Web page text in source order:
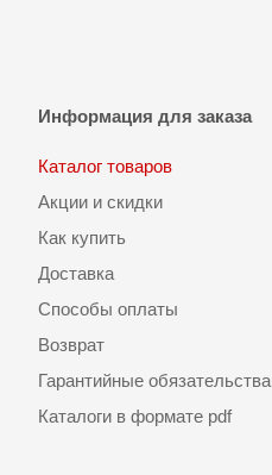
Информация для заказа
Каталог товаров
Акции и скидки
Как купить
Доставка
Способы оплаты
Возврат
Гарантийные обязательства
Каталоги в формате pdf